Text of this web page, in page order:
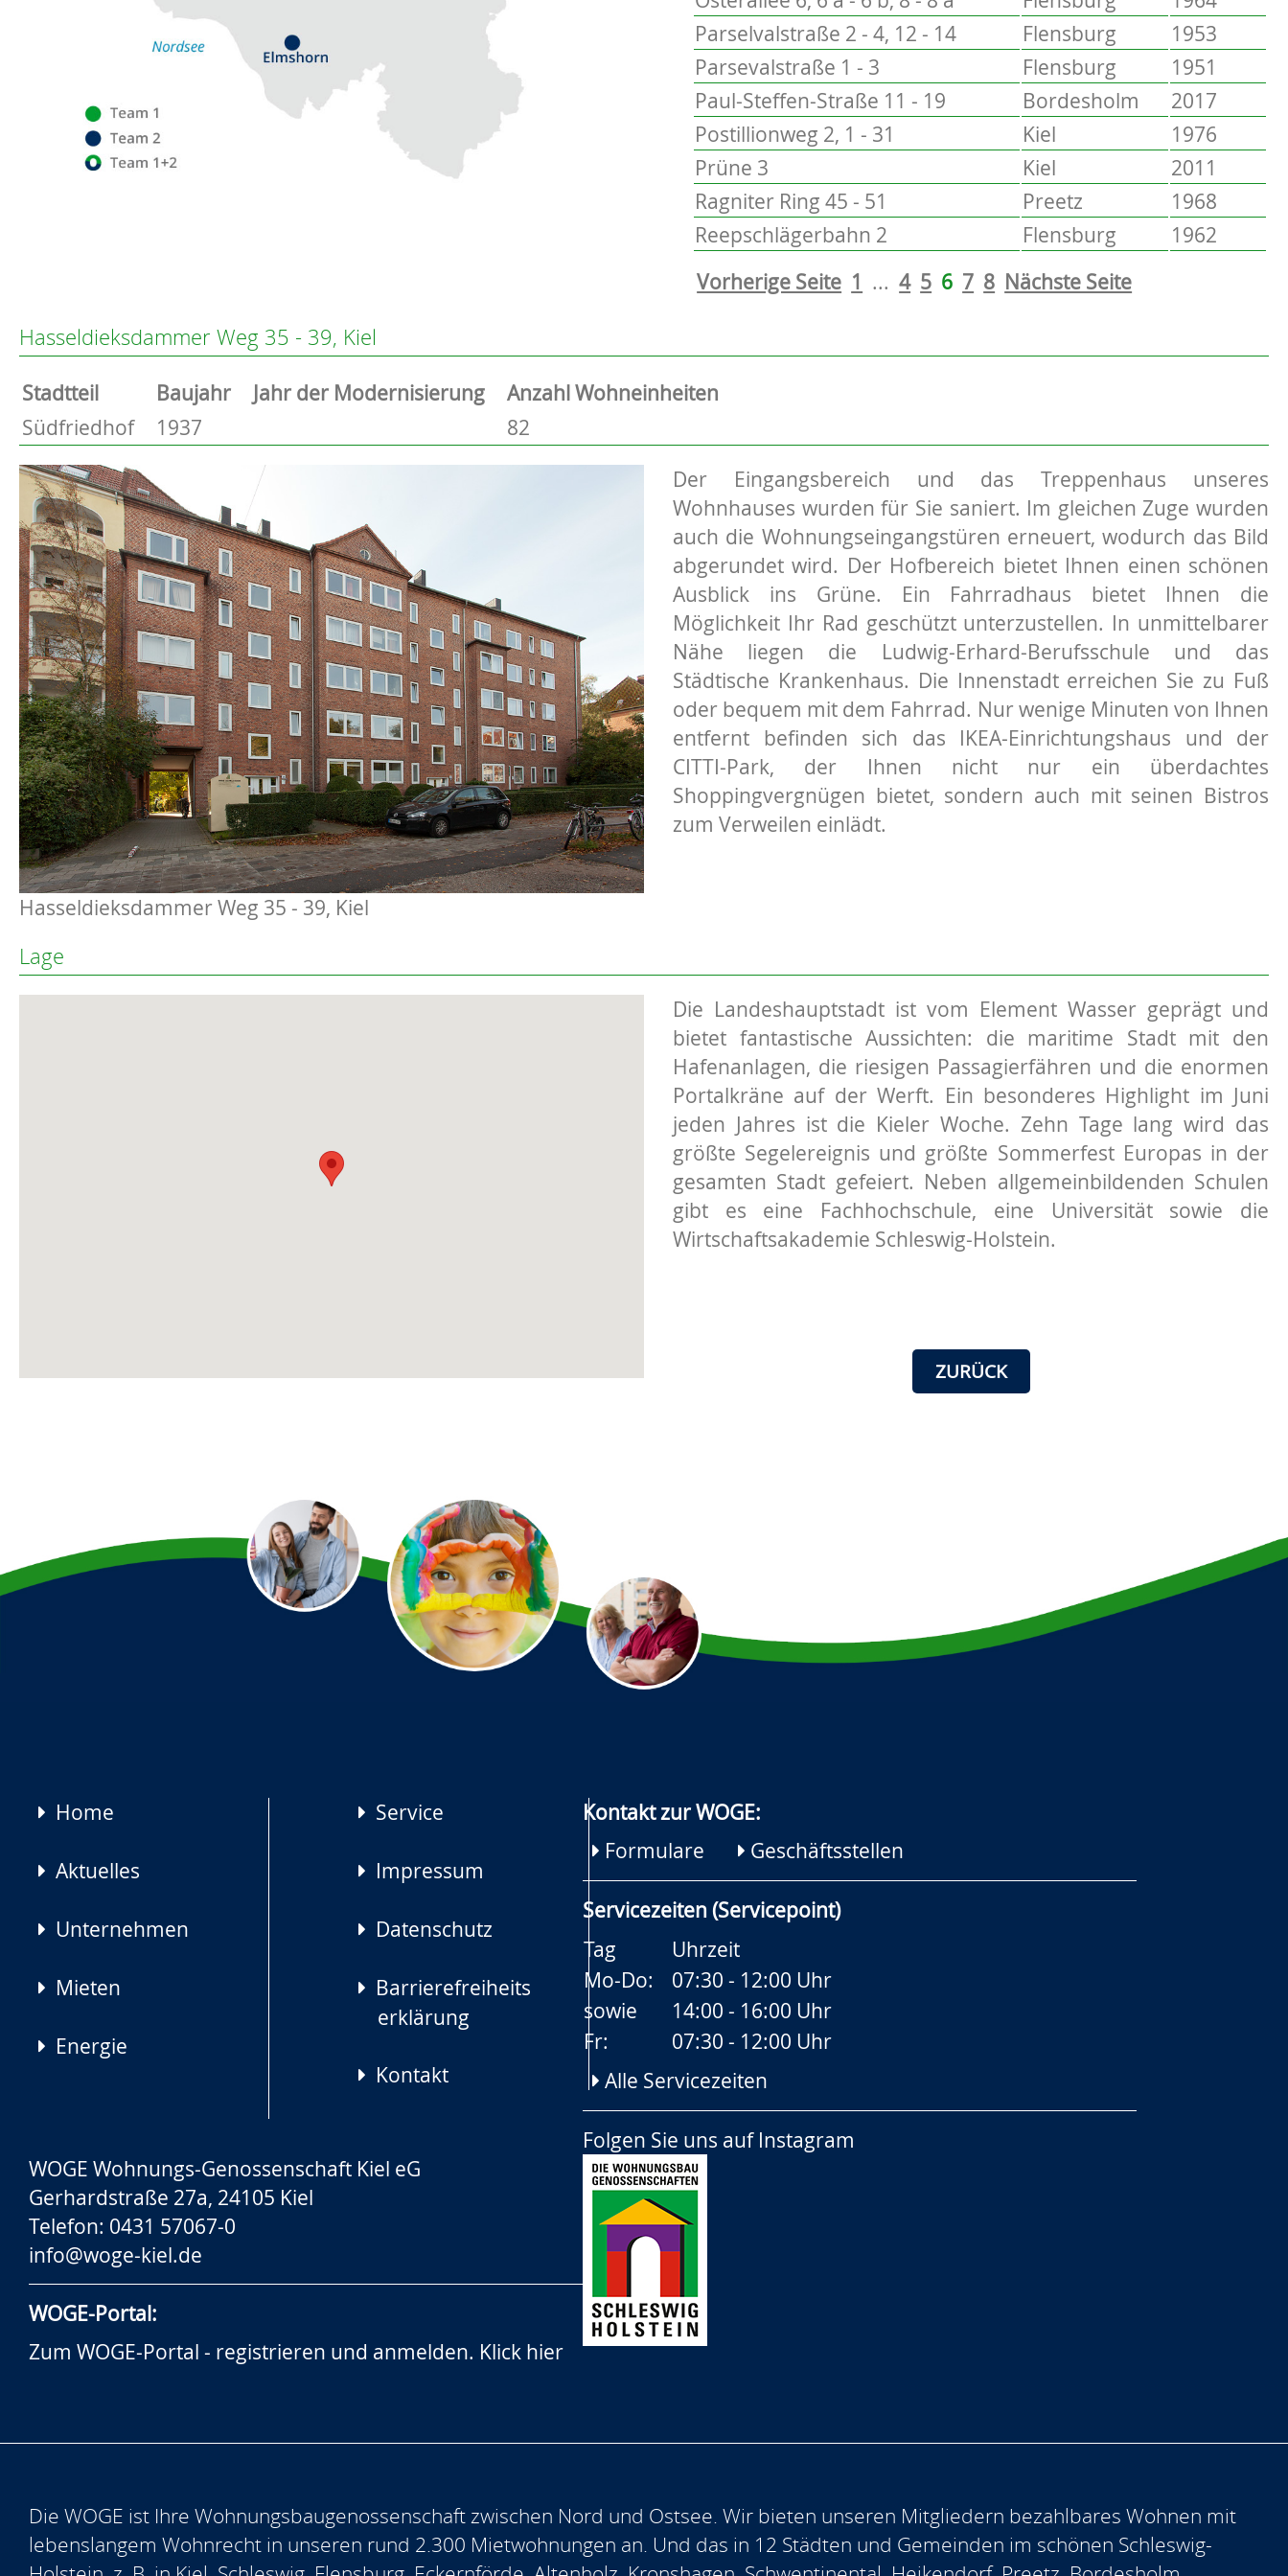
Heikendorf
Kronshagen
Kiel
Schwentinental
Preetz
Heide
Bordesholm
Elmshorn
Parselvalstraße 2 - 4, 12 - 14
Flensburg
1953
Parsevalstraße 1 - 3
Flensburg
1951
Paul-Steffen-Straße 11 - 19
Bordesholm
2017
Postillionweg 2, 1 - 31
Kiel
1976
Prüne 3
Kiel
2011
Ragniter Ring 45 - 51
Preetz
1968
Reepschlägerbahn 2
Flensburg
1962
Vorherige Seite 1 ... 4 5 6 7 8 Nächste Seite
Hasseldieksdammer Weg 35 - 39, Kiel
Stammdaten
Basisdaten zur Immobilie
Stadtteil Baujahr Jahr der Modernisierung
Anzahl Wohneinheiten
Südfriedhof
1937 82
Hasseldieksdammer Weg 35 - 39, Kiel
Beschreibung
Der Eingangsbereich und das Treppenhaus unseres
Wohnhauses wurden für Sie saniert. Im gleichen Zuge wurden
auch die Wohnungseingangstüren erneuert, wodurch das Bild
abgerundet wird. Der Hofbereich bietet Ihnen einen schönen
Ausblick ins Grüne. Ein Fahrradhaus bietet Ihnen die
Möglichkeit Ihr Rad geschützt unterzustellen. In unmittelbarer
Nähe liegen die Ludwig-Erhard-Berufsschule und das
Städtische Krankenhaus. Die Innenstadt erreichen Sie zu Fuß
oder bequem mit dem Fahrrad. Nur wenige Minuten von Ihnen
entfernt befinden sich das IKEA-Einrichtungshaus und der
CITTI-Park, der Ihnen nicht nur ein überdachtes
Shoppingvergnügen bietet, sondern auch mit seinen Bistros
zum Verweilen einlädt.
Lage
Die Landeshauptstadt ist vom Element Wasser geprägt und
bietet fantastische Aussichten: die maritime Stadt mit den
Hafenanlagen, die riesigen Passagierfähren und die enormen
Portalkräne auf der Werft. Ein besonderes Highlight im Juni
jeden Jahres ist die Kieler Woche. Zehn Tage lang wird das
größte Segelereignis und größte Sommerfest Europas in der
gesamten Stadt gefeiert. Neben allgemeinbildenden Schulen
gibt es eine Fachhochschule, eine Universität sowie die
Wirtschaftsakademie Schleswig-Holstein.
ZURÜCK
Navigation
Home
Aktuelles
Unternehmen
Mieten
Energie
Service
Impressum
Datenschutz
Barrierefreiheits
erklärung
Kontakt
Kontakt zur WOGE:
Formulare
Geschäftsstellen
Servicezeiten (Servicepoint)
Tag
Uhrzeit
Mo-Do:
07:30 - 12:00 Uhr
sowie
14:00 - 16:00 Uhr
Fr:
07:30 - 12:00 Uhr
Alle Servicezeiten
Folgen Sie uns auf Instagram
WOGE Wohnungs-Genossenschaft Kiel eG
Gerhardstraße 27a, 24105 Kiel
Telefon: 0431 57067-0
info@woge-kiel.de
WOGE-Portal:
Zum WOGE-Portal - registrieren und anmelden. Klick hier
Die WOGE ist Ihre Wohnungsbaugenossenschaft zwischen Nord und Ostsee. Wir bieten unseren Mitgliedern bezahlbares Wohnen mit
lebenslangem Wohnrecht in unseren rund 2.300 Mietwohnungen an. Und das in 12 Städten und Gemeinden im schönen Schleswig-